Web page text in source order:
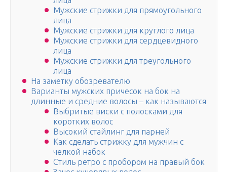
Мужские стрижки для прямоугольного
лица
Мужские стрижки для круглого лица
Мужские стрижки для сердцевидного
лица
Мужские стрижки для треугольного
лица
На заметку обозревателю
Варианты мужских причесок на бок на
длинные и средние волосы – как называются
Выбритые виски с полосками для
коротких волос
Высокий стайлинг для парней
Как сделать стрижку для мужчин с
челкой набок
Стиль ретро с пробором на правый бок